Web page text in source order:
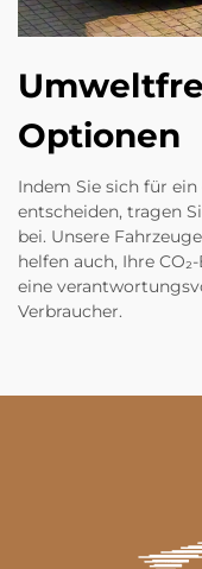
Optionen
Indem Sie sich für
entscheiden, tragen
bei. Unsere
helfen auch, Ihre
eine
Verbraucher.